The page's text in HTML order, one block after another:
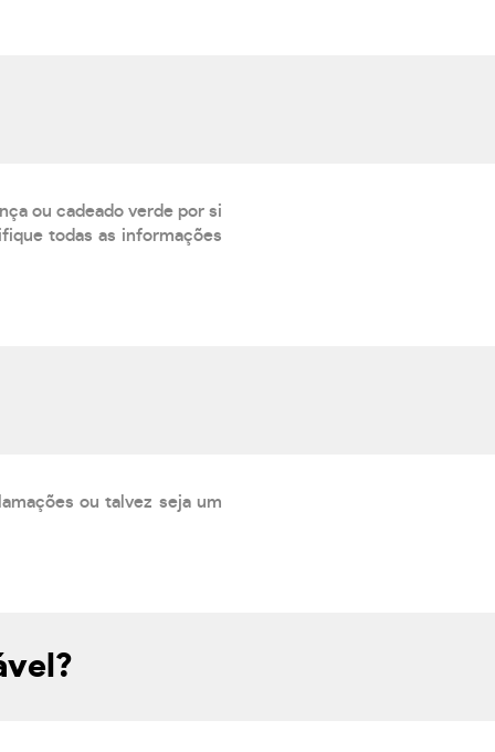
ou cadeado verde por si
todas as informações
ou talvez seja um